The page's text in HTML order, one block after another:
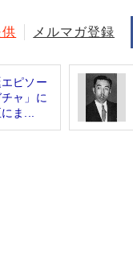
メルマガ登録
エピソー
ャ」に
ま...